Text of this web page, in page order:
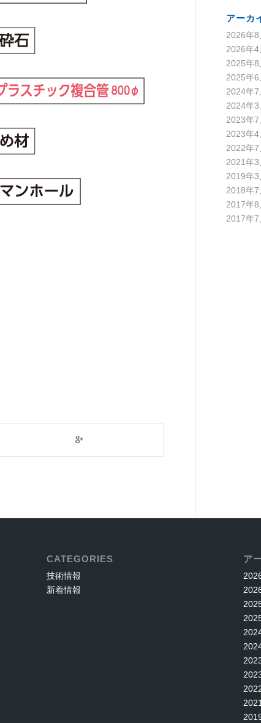
アーカ
2026年8
2026年4
2025年8
2025年6
2024年7
2024年3
2023年7
2023年4
2022年7
2021年3
2019年3
2018年7
2017年8
2017年7
CATEGORIES
技術情報
新着情報
ア